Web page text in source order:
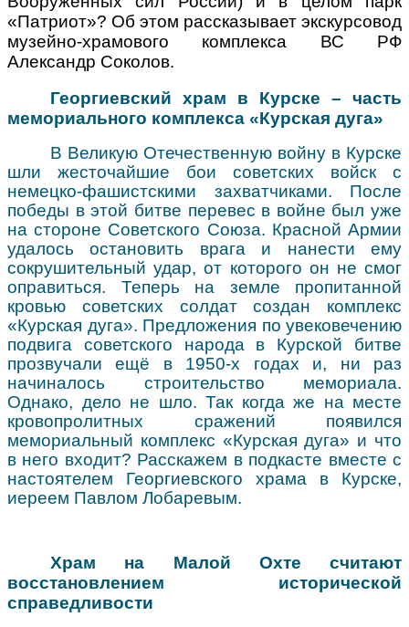
«Патриот»? Об этом рассказывает экскурсовод
музейно-храмового комплекса ВС РФ
Александр Соколов.
Георгиевский храм в Курске– часть
мемориального комплекса «Курская дуга»
В Великую Отечественную войну в Курске
шли жесточайшие бои советских войск с
немецко-фашистскими захватчиками. После
победы в этой битве перевес в войне был уже
на стороне Советского Союза. Красной Армии
удалось остановить врага и нанести ему
сокрушительный удар, от которого он не смог
оправиться. Теперь на земле пропитанной
кровью советских солдат создан комплекс
«Курская дуга». Предложения по увековечению
подвига советского народа в Курской битве
прозвучали ещё в 1950-х годах и, ни раз
начиналось строительство мемориала.
Однако, дело не шло. Так когда же на месте
кровопролитных сражений появился
мемориальный комплекс «Курская дуга» и что
в него входит? Расскажем в подкасте вместе с
настоятелем Георгиевского храма в Курске,
иереем Павлом Лобаревым.
Храм на Малой Охте считают
восстановлением исторической
справедливости